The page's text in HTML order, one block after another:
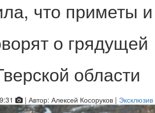
что приметы и
о грядущей
области
| Автор: Алексей Косоруков | Эксклюзив